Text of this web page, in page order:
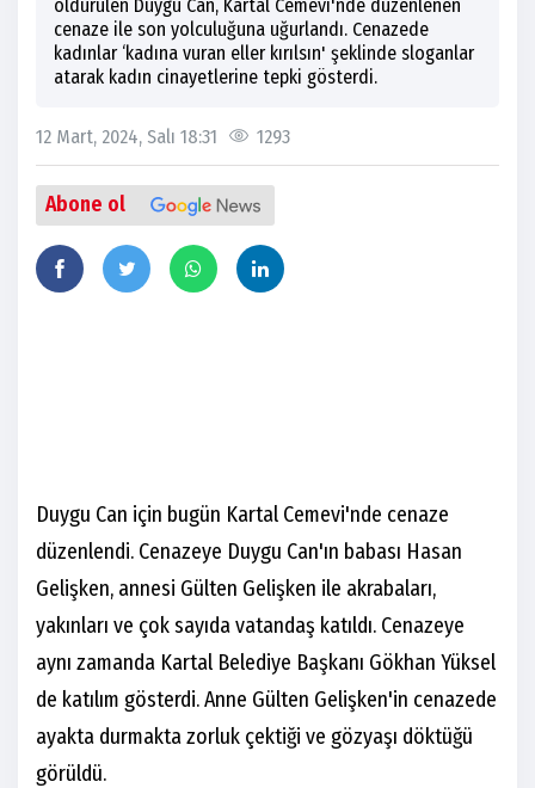
öldürülen Duygu Can, Kartal Cemevi'nde düzenlenen
cenaze ile son yolculuğuna uğurlandı. Cenazede
kadınlar ‘kadına vuran eller kırılsın' şeklinde sloganlar
atarak kadın cinayetlerine tepki gösterdi.
12 Mart, 2024, Salı 18:31 1293
Abone ol
Duygu Can için bugün Kartal Cemevi'nde cenaze
düzenlendi. Cenazeye Duygu Can'ın babası Hasan
Gelişken, annesi Gülten Gelişken ile akrabaları,
yakınları ve çok sayıda vatandaş katıldı. Cenazeye
aynı zamanda Kartal Belediye Başkanı Gökhan Yüksel
de katılım gösterdi. Anne Gülten Gelişken'in cenazede
ayakta durmakta zorluk çektiği ve gözyaşı döktüğü
görüldü.